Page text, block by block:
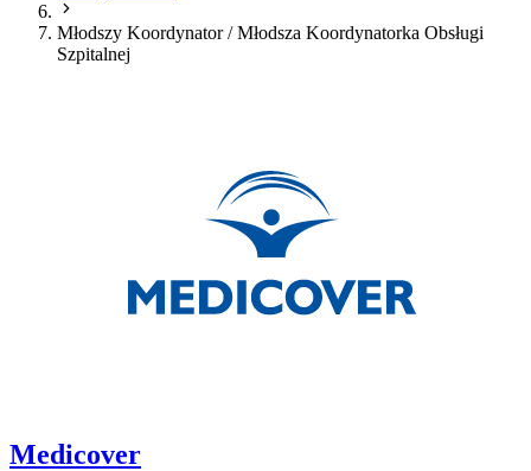
Młodszy Koordynator / Młodsza Koordynatorka Obsługi
Szpitalnej
Medicover